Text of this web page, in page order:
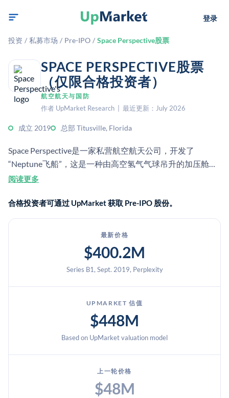
登录
投资 / 私募市场 / Pre-IPO / Space Perspective股票
SPACE PERSPECTIVE股票
（仅限合格投资者）
航空航天与国防
作者 UpMarket Research | 最近更新：July 2026
成立 2019 总部 Titusville, Florida
Space Perspective是一家私营航空航天公司，开发了
“Neptune飞船”，这是一种由高空氢气气球吊升的加压舱，
用于近太空旅游。资料显示，该公司总部位于蒂图斯维尔，
收购，且其运营状况一度处于不稳定状态。
阅读更多
合格投资者可通过 UpMarket 获取 Pre-IPO 股份。
最新价格
$400.2M
Series B1, Sept. 2019, Perplexity
UPMARKET 估值
$448M
Based on UpMarket valuation model
上一轮价格
$48M